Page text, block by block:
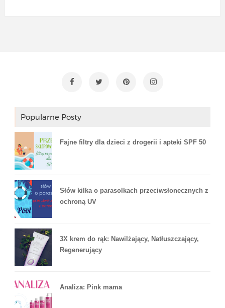
Popularne Posty
Fajne filtry dla dzieci z drogerii i apteki SPF 50
Słów kilka o parasolkach przeciwsłonecznych z
ochroną UV
3X krem do rąk: Nawilżający, Natłuszczający,
Regenerujący
Analiza: Pink mama